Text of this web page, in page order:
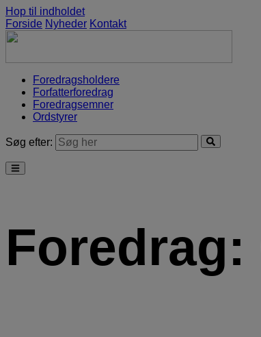
Hop til indholdet
Forside Nyheder Kontakt
Foredragsholdere
Forfatterforedrag
Foredragsemner
Ordstyrer
Søg efter:
Foredrag: